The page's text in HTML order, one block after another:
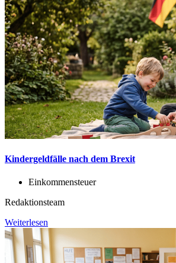
Kindergeldfälle nach dem Brexit
Einkommensteuer
Redaktionsteam
Weiterlesen